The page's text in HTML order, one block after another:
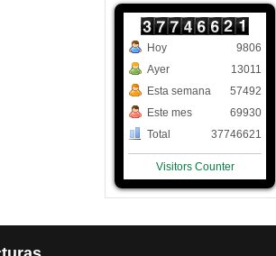
Hoy
Ayer
Esta semana
Este mes
Total
9806
13011
57492
69930
37746621
Visitors Counter